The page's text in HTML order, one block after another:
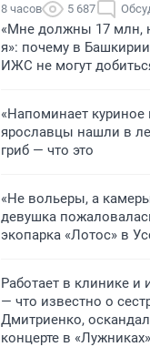
8 часов 5 687
«Мне должны 17 млн,
я»: почему в
ИЖС не могут
«Напоминает куриное
ярославцы нашли в
гриб — что это
«Не вольеры, а
девушка
экопарка «Лотос» в
Работает в клинике и
— что известно о
Дмитриенко,
концерте в «Лужниках»